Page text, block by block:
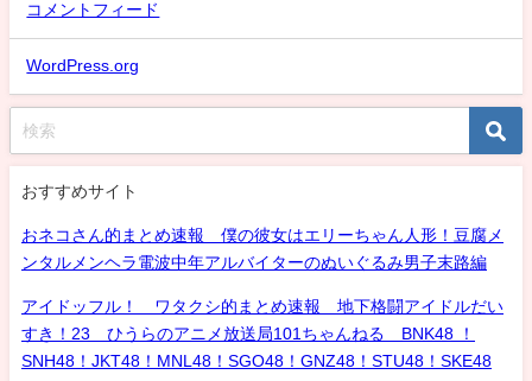
コメントフィード
WordPress.org
おすすめサイト
おネコさん的まとめ速報 僕の彼女はエリーちゃん人形！豆腐メ
ンタルメンヘラ電波中年アルバイターのぬいぐるみ男子末路編
アイドッフル！ ワタクシ的まとめ速報 地下格闘アイドルだい
すき！23 ひうらのアニメ放送局101ちゃんねる BNK48 ！
SNH48！JKT48！MNL48！SGO48！GNZ48！STU48！SKE48